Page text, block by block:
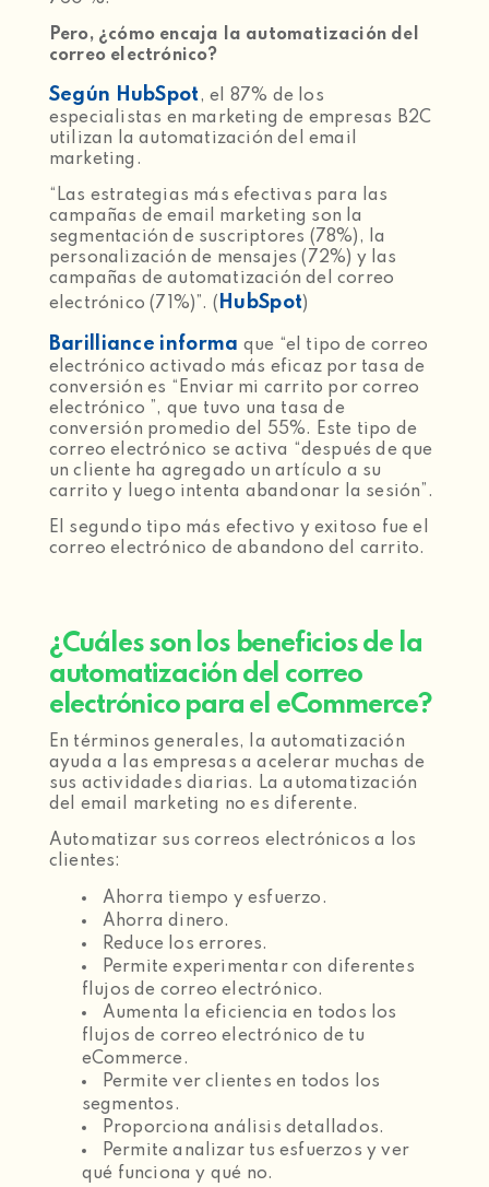
Pero, ¿cómo encaja la automatización del
correo electrónico?
Según HubSpot, el 87% de los
especialistas en marketing de empresas B2C
utilizan la automatización del email
marketing.
“Las estrategias más efectivas para las
campañas de email marketing son la
segmentación de suscriptores (78%), la
personalización de mensajes (72%) y las
campañas de automatización del correo
electrónico (71%)”. ( HubSpot)
Barilliance informa que “el tipo de correo
electrónico activado más eficaz por tasa de
conversión es “Enviar mi carrito por correo
electrónico ”, que tuvo una tasa de
conversión promedio del 55%. Este tipo de
correo electrónico se activa “después de que
un cliente ha agregado un artículo a su
carrito y luego intenta abandonar la sesión”.
El segundo tipo más efectivo y exitoso fue el
correo electrónico de abandono del carrito.
¿Cuáles son los beneficios de la
automatización del correo
electrónico para el eCommerce?
En términos generales, la automatización
ayuda a las empresas a acelerar muchas de
sus actividades diarias. La automatización
del email marketing no es diferente.
Automatizar sus correos electrónicos a los
clientes:
Ahorra tiempo y esfuerzo.
Ahorra dinero.
Reduce los errores.
Permite experimentar con diferentes
flujos de correo electrónico.
Aumenta la eficiencia en todos los
flujos de correo electrónico de tu
eCommerce.
Permite ver clientes en todos los
segmentos.
Proporciona análisis detallados.
Permite analizar tus esfuerzos y ver
qué funciona y qué no.